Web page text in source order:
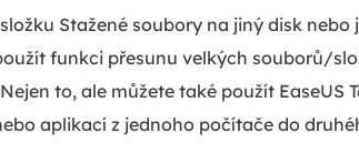
Stažené soubory na jiný disk
funkci přesunu velkých souborů/
to, ale můžete také použít EaseUS
aplikací z jednoho počítače do